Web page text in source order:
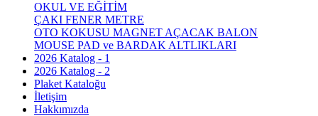
OKUL VE EĞİTİM
ÇAKI FENER METRE
OTO KOKUSU MAGNET AÇACAK BALON
MOUSE PAD ve BARDAK ALTLIKLARI
2026 Katalog - 1
2026 Katalog - 2
Plaket Kataloğu
İletişim
Hakkımızda